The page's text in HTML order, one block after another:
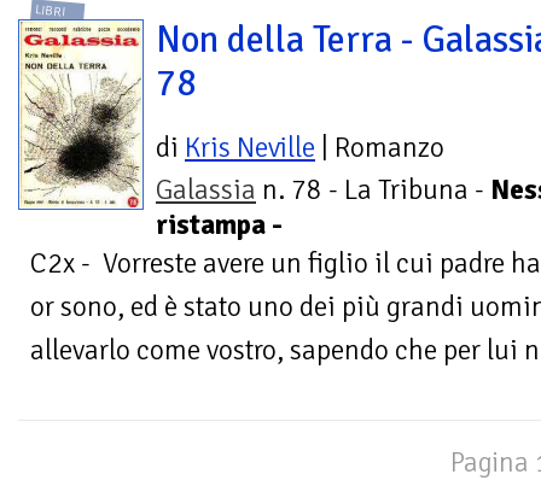
LIBRI
Non della Terra -
78
di Kris Neville | Romanzo
Galassia n. 78 - La Tribuna -
ristampa -
C2x - Vorreste avere un figlio il cui padre
or sono, ed è stato uno dei più grandi
allevarlo come vostro, sapendo che per lui
Pagina